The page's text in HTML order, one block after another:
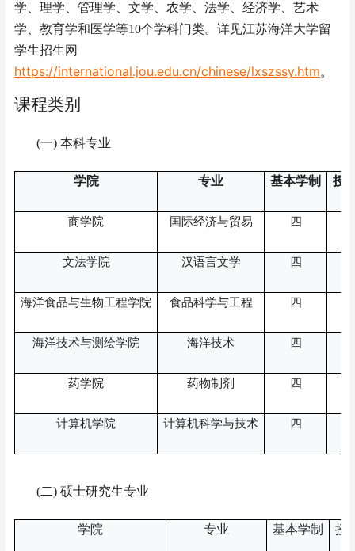
学、理学、管理学、文学、农学、法学、经济学、艺术
学、教育学和医学等10个学科门类。详见江苏海洋大学留
学生招生网
https://international.jou.edu.cn/chinese/lxszssy.htm。
课程类别
(一) 本科专业
学院 专业 基本学制 授
商学院 国际经济与贸易 四
文法学院 汉语言文学 四
海洋食品与生物工程学院 食品科学与工程 四
海洋技术与测绘学院 海洋技术 四
药学院 药物制剂 四
计算机学院 计算机科学与技术 四
(二) 硕士研究生专业
学院 专业 基本学制 授